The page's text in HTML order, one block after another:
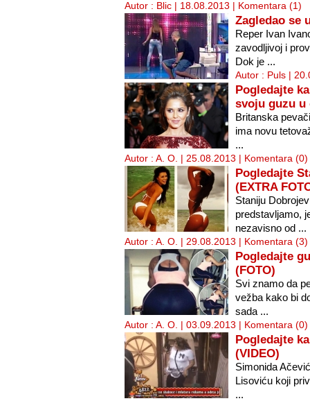
Autor : Blic | 18.08.2013 | Komentara (1)
Zagledao se
Reper Ivan
zavodljivoj i
Dok je ...
Autor : Puls |
Pogledajte
svoju guzu u
Britanska
ima novu
...
Autor : A. O. | 25.08.2013 | Komentara (0)
Pogledajte
(EXTRA
Staniju
predstavljamo,
nezavisno od ...
Autor : A. O. | 29.08.2013 | Komentara (3)
Pogledajte
(FOTO)
Svi znamo da
vežba kako bi
sada ...
Autor : A. O. | 03.09.2013 | Komentara (0)
Pogledajte
(VIDEO)
Simonida
Lisoviću koji
...